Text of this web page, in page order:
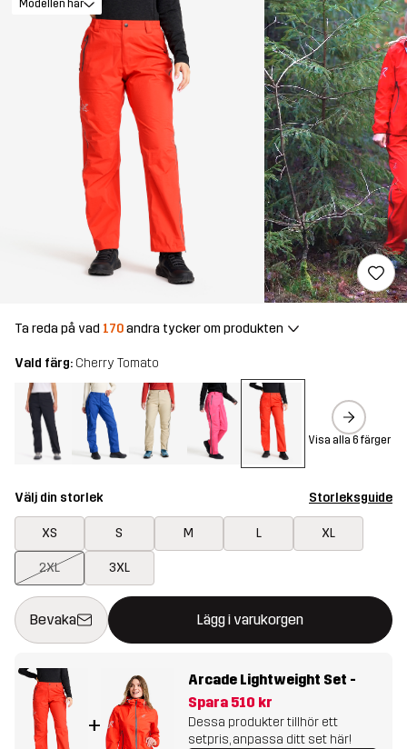
Modellen har
Ta reda på vad 170andra tycker om produkten
Vald färg: Cherry Tomato
Visa alla 6 färger
Välj din storlek Storleksguide
XS S M L XL
2XL 3XL
Bevaka Lägg i varukorgen
Denna knapp kommer att öppna en modal som bekräftar en ny
{{size}} inte tillgänglig
+
Arcade Lightweight Set -
Spara 510 kr
Dessa produkter tillhör ett
setpris, anpassa ditt set här!